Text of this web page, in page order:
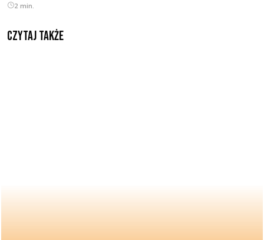
2 min.
Czytaj także